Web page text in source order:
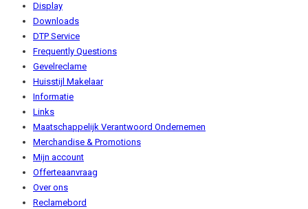
Display
Downloads
DTP Service
Frequently Questions
Gevelreclame
Huisstijl Makelaar
Informatie
Links
Maatschappelijk Verantwoord Ondernemen
Merchandise & Promotions
Mijn account
Offerteaanvraag
Over ons
Reclamebord